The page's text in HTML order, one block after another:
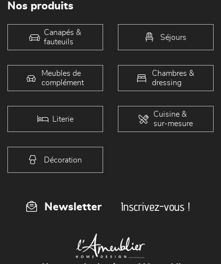
Nos produits
Canapés &
fauteuils
Séjours
Meubles de
complément
Chambres &
dressing
Literie
Cuisine &
sur-mesure
Décoration
Newsletter Inscrivez-vous !